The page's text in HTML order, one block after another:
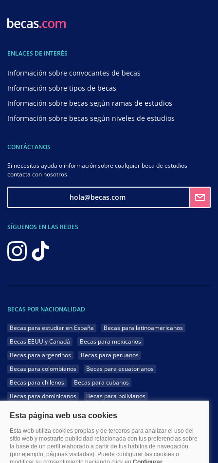
ENLACES DE INTERÉS
Información sobre convocantes de becas
Información sobre tipos de becas
Información sobre becas según ramas de estudios
Información sobre becas según niveles de estudios
CONTÁCTANOS
Si necesitas ayuda o información sobre cualquier beca de estudios
contacta con nosotros.
hola@becas.com
SÍGUENOS EN LAS REDES
BECAS POR NACIONALIDAD
Becas para estudiar en España
Becas para latinoamericanos
Becas EEUU y Canadá
Becas para mexicanos
Becas para argentinos
Becas para peruanos
Becas para colombianos
Becas para ecuatorianos
Becas para chilenos
Becas para cubanos
Becas para dominicanos
Becas para bolivianos
Becas para hondureños
Becas para paraguayos
Becas para uruguayos
Becas para salvadoreños